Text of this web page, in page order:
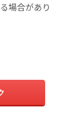
場合があり